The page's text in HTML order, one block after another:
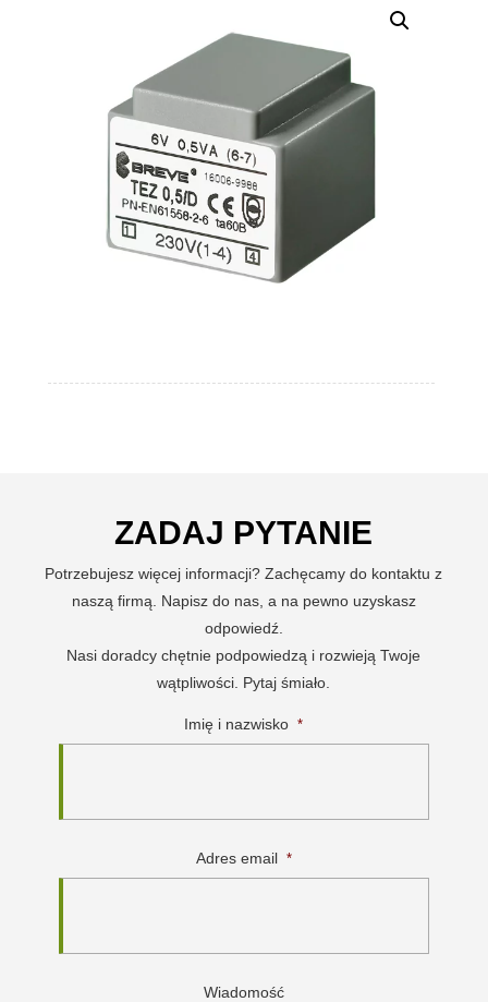
ZADAJ PYTANIE
Potrzebujesz więcej informacji? Zachęcamy do kontaktu z
naszą firmą. Napisz do nas, a na pewno uzyskasz
odpowiedź.
Nasi doradcy chętnie podpowiedzą i rozwieją Twoje
wątpliwości. Pytaj śmiało.
Imię i nazwisko *
Adres email *
Wiadomość